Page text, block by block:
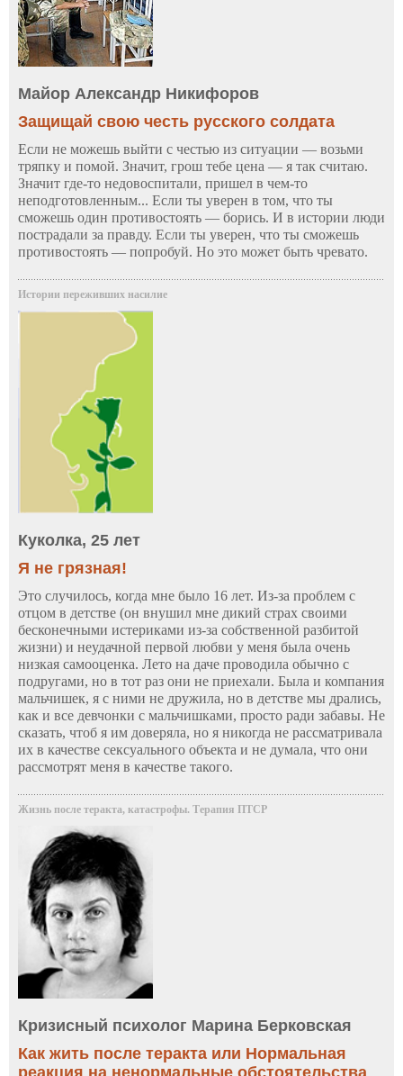
Майор Александр Никифоров
Защищай свою честь русского солдата
Если не можешь выйти с честью из ситуации — возьми
тряпку и помой. Значит, грош тебе цена — я так считаю.
Значит где-то недовоспитали, пришел в чем-то
неподготовленным... Если ты уверен в том, что ты
сможешь один противостоять — борись. И в истории люди
пострадали за правду. Если ты уверен, что ты сможешь
противостоять — попробуй. Но это может быть чревато.
Истории переживших насилие
Куколка, 25 лет
Я не грязная!
Это случилось, когда мне было 16 лет. Из-за проблем с
отцом в детстве (он внушил мне дикий страх своими
бесконечными истериками из-за собственной разбитой
жизни) и неудачной первой любви у меня была очень
низкая самооценка. Лето на даче проводила обычно с
подругами, но в тот раз они не приехали. Была и компания
мальчишек, я с ними не дружила, но в детстве мы дрались,
как и все девчонки с мальчишками, просто ради забавы. Не
сказать, чтоб я им доверяла, но я никогда не рассматривала
их в качестве сексуального объекта и не думала, что они
рассмотрят меня в качестве такого.
Жизнь после теракта, катастрофы. Терапия ПТСР
Кризисный психолог Марина Берковская
Как жить после теракта или Нормальная
реакция на ненормальные обстоятельства